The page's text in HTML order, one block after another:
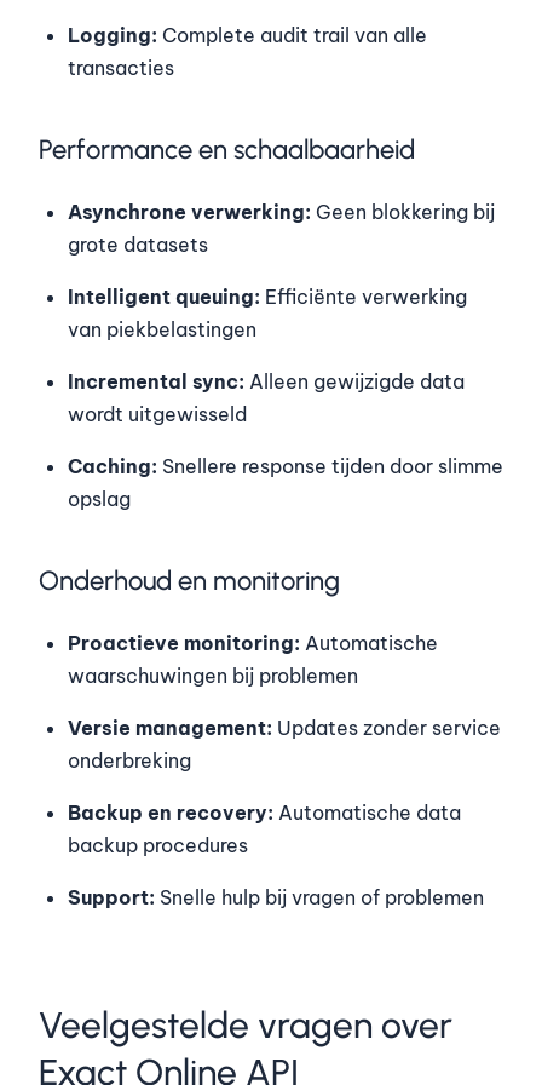
Logging: Complete audit trail van alle
transacties
Performance en schaalbaarheid
Asynchrone verwerking: Geen blokkering bij
grote datasets
Intelligent queuing: Efficiënte verwerking
van piekbelastingen
Incremental sync: Alleen gewijzigde data
wordt uitgewisseld
Caching: Snellere response tijden door slimme
opslag
Onderhoud en monitoring
Proactieve monitoring: Automatische
waarschuwingen bij problemen
Versie management: Updates zonder service
onderbreking
Backup en recovery: Automatische data
backup procedures
Support: Snelle hulp bij vragen of problemen
Veelgestelde vragen over
Exact Online API